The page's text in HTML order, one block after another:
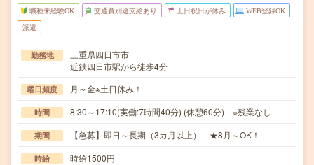
職種未経験OK 交通費別途支給あり 土日祝日が休み WEB登録OK
派遣
勤務地
三重県四日市市
近鉄四日市駅から徒歩4分
曜日頻度 月～金※土日休み！
時間 8:30～17:10(実働:7時間40分) (休憩60分) ※残業なし
期間 【急募】即日～長期（3カ月以上） ★8月～OK！
時給 時給1500円